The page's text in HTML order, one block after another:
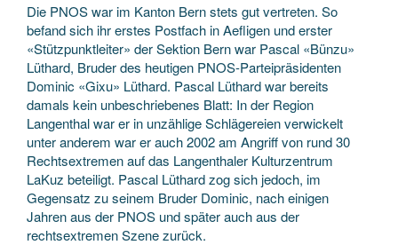
Die PNOS war im Kanton Bern stets gut vertreten. So
befand sich ihr erstes Postfach in Aefligen und erster
«Stützpunktleiter» der Sektion Bern war Pascal «Bünzu»
Lüthard, Bruder des heutigen PNOS-Parteipräsidenten
Dominic «Gixu» Lüthard. Pascal Lüthard war bereits
damals kein unbeschriebenes Blatt: In der Region
Langenthal war er in unzählige Schlägereien verwickelt
unter anderem war er auch 2002 am Angriff von rund 30
Rechtsextremen auf das Langenthaler Kulturzentrum
LaKuz beteiligt. Pascal Lüthard zog sich jedoch, im
Gegensatz zu seinem Bruder Dominic, nach einigen
Jahren aus der PNOS und später auch aus der
rechtsextremen Szene zurück.